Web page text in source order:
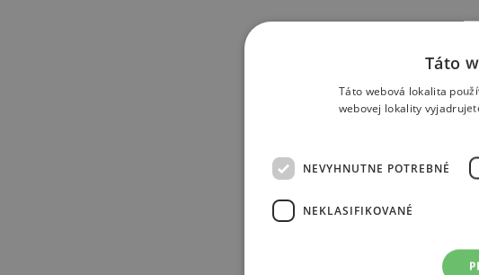
Táto
Táto webová lokalita
webovej lokality
NEVYHNUTNE POTREBNÉ
NEKLASIFIKOVANÉ